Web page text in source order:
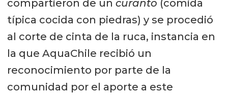
compartieron de un curanto (comida
típica cocida con piedras) y se procedió
al corte de cinta de la ruca, instancia en
la que AquaChile recibió un
reconocimiento por parte de la
comunidad por el aporte a este